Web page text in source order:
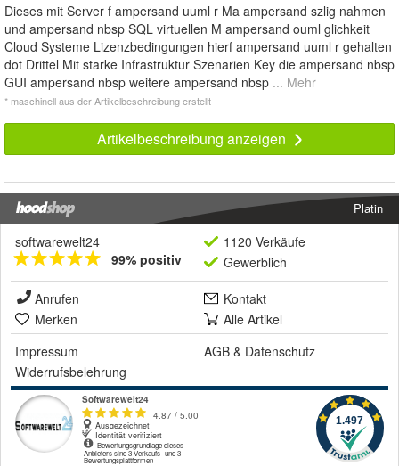
Dieses mit Server f ampersand uuml r Ma ampersand szlig nahmen
und ampersand nbsp SQL virtuellen M ampersand ouml glichkeit
Cloud Systeme Lizenzbedingungen hierf ampersand uuml r gehalten
dot Drittel Mit starke Infrastruktur Szenarien Key die ampersand nbsp
GUI ampersand nbsp weitere ampersand nbsp ... Mehr
* maschinell aus der Artikelbeschreibung erstellt
Artikelbeschreibung anzeigen
Platin
softwarewelt24
99% positiv
1120 Verkäufe
Gewerblich
Anrufen
Kontakt
Merken
Alle Artikel
Impressum
AGB & Datenschutz
Widerrufsbelehrung